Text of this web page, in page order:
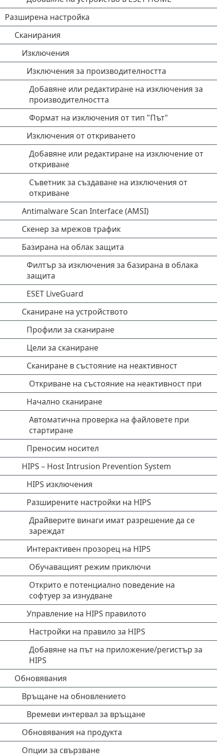
Разширена настройка
Сканирания
Изключения
Изключения за производителността
Добавяне или редактиране на изключения за
производителността
Формат на изключения от тип "Път"
Изключения от откриването
Добавяне или редактиране на изключение от
откриване
Съветник за създаване на изключения от
откриване
Antimalware Scan Interface (AMSI)
Скенер за мрежов трафик
Базирана на облак защита
Филтър за изключения за базирана в облака
защита
ESET LiveGuard
Сканиране на устройството
Профили за сканиране
Цели за сканиране
Сканиране в състояние на неактивност
Откриване на състояние на неактивност при
Начално сканиране
Автоматична проверка на файловете при
стартиране
Преносим носител
HIPS – Host Intrusion Prevention System
HIPS изключения
Разширените настройки на HIPS
Драйверите винаги имат разрешение да се
зареждат
Интерактивен прозорец на HIPS
Обучаващият режим приключи
Открито е потенциално поведение на
софтуер за изнудване
Управление на HIPS правилото
Настройки на правило за HIPS
Добавяне на път на приложение/регистър за
HIPS
Обновявания
Връщане на обновлението
Времеви интервал за връщане
Обновявания на продукта
Опции за свързване